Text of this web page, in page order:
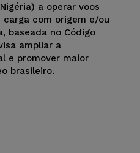
a operar voos
carga com origem e/ou
baseada no Código
ampliar a
e promover maior
brasileiro.